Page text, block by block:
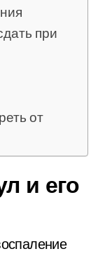
при
от
и его